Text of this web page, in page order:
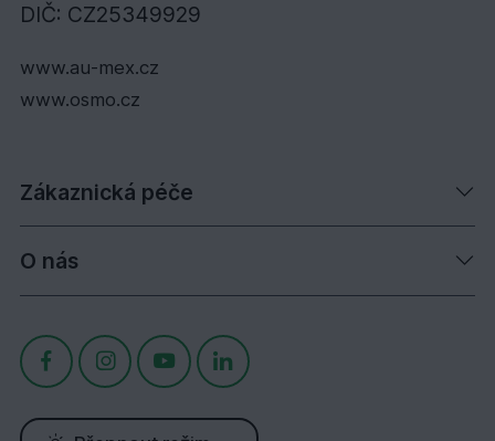
DIČ: CZ25349929
www.au-mex.cz
www.osmo.cz
Zákaznická péče
O nás